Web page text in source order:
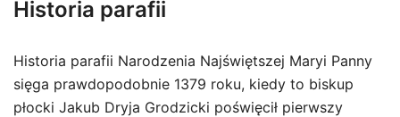
Historia parafii
Historia parafii Narodzenia Najświętszej Maryi Panny
sięga prawdopodobnie 1379 roku, kiedy to biskup
płocki Jakub Dryja Grodzicki poświęcił pierwszy